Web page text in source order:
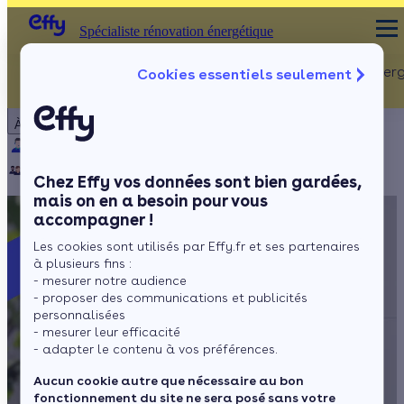
Cookies essentiels seulement
Chez Effy vos données sont bien gardées,
mais on en a besoin pour vous
accompagner !
Les cookies sont utilisés par Effy.fr et ses partenaires
à plusieurs fins :
- mesurer notre audience
- proposer des communications et publicités
personnalisées
- mesurer leur efficacité
- adapter le contenu à vos préférences.
Aucun cookie autre que nécessaire au bon
fonctionnement du site ne sera posé sans votre
À propos
Notre équipe
Rejoignez-nous Presse
Spécialiste rénovation énergétique Rénovation
Murs
Sols
Spécialiste rénovation énergétique